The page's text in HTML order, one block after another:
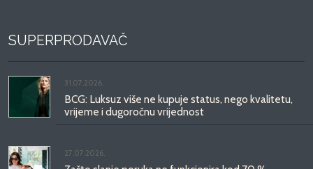
SUPERPRODAVAČ
31.07.2026.
BCG: Luksuz više ne kupuje status, nego kvalitetu,
vrijeme i dugoročnu vrijednost
27.07.2026.